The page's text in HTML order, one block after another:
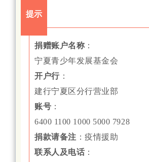
提示
捐赠账户名称 ：
宁夏青少年发展基金会
开户行：
建行宁夏区分行营业部
账号 ：
6400 1100 1000 5000 7928
捐款请备注 ：疫情援助
联系人及电话 ：